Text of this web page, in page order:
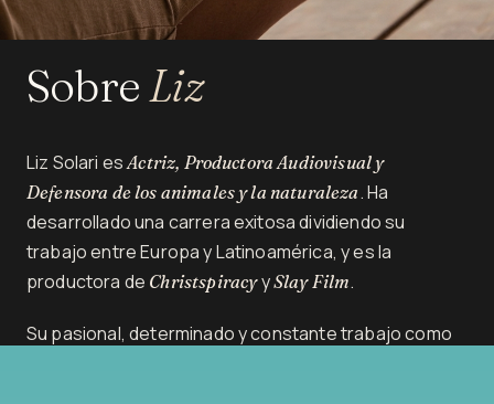
SobreLiz
Liz Solari esActriz, Productora Audiovisual y
Defensora de los animales y la naturaleza. Ha
desarrollado una carrera exitosa dividiendo su
trabajo entre Europa y Latinoamérica, y es la
productora de ChristspiracyySlay Film.
Su pasional, determinado y constante trabajo como